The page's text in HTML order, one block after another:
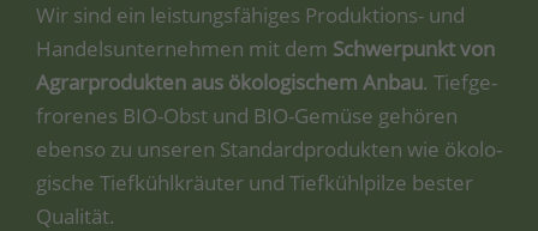
Wir sind ein leis­tungs­fä­hi­ges Pro­duk­ti­ons- und
Han­dels­un­ter­neh­men mit dem Schwer­punkt von
Agrar­pro­duk­ten aus öko­lo­gi­schem Anbau. Tief­ge­
fro­re­nes BIO-Obst und BIO-Gemü­se gehö­ren
eben­so zu unse­ren Stan­dard­pro­duk­ten wie öko­lo­
gi­sche Tief­kühl­kräu­ter und Tief­kühl­pil­ze bes­ter
Qualität.